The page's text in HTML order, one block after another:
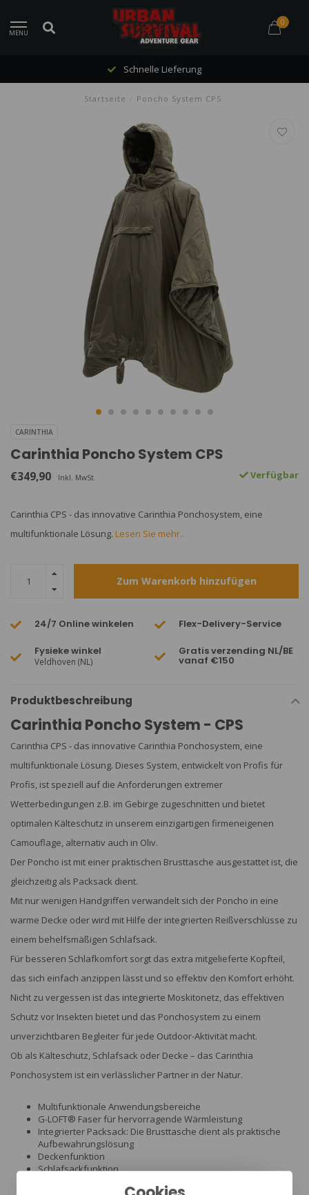
MENU
0
Schnelle Lieferung
Startseite Poncho System CPS
CARINTHIA
Carinthia Poncho System CPS
€349,90 Inkl. MwSt. Verfügbar
Carinthia CPS - das innovative Carinthia Ponchosystem, eine
multifunktionale Lösung. Lesen Sie mehr..
Zum Warenkorb hinzufügen
24/7 Online winkelen Flex-Delivery-Service
Fysieke winkel
Veldhoven (NL)
Gratis verzending NL/BE
vanaf €150
Produktbeschreibung
Carinthia Poncho System - CPS
Carinthia CPS - das innovative Carinthia Ponchosystem, eine
multifunktionale Lösung. Dieses System, entwickelt von Profis für
Profis, ist speziell auf die Anforderungen extremer
Wetterbedingungen z.B. im Gebirge zugeschnitten und bietet
optimalen Kälteschutz in unserem einzigartigen firmeneigenen
Camouflage, alternativ auch in Oliv.
Der Poncho ist mit einer praktischen Brusttasche ausgestattet ist, die
gleichzeitig als Packsack dient.
Mit nur wenigen Handgriffen verwandelt sich der Poncho in eine
warme Decke oder wird mit Hilfe der integrierten Reißverschlüsse zu
einem behelfsmäßigen Schlafsack.
Für besseren Schlafkomfort sorgt das extra mitgelieferte Kopfteil,
das sich einfach anzippen lässt und so effektiv den Komfort erhöht.
Nicht zu vergessen ist das integrierte Moskitonetz, das effektiven
Schutz vor Insekten bietet und das Ponchosystem zu einem
unverzichtbaren Begleiter für jede Outdoor-Aktivität macht.
Ob als Kälteschutz, Schlafsack oder Decke – das Carinthia
Ponchosystem ist ein verlässlicher Partner in der Natur.
Multifunktionale Anwendungsbereiche
G-LOFT® Faser für hervorragende Wärmleistung
Integrierter Packsack: Die Brusttasche dient als praktische
Aufbewahrungslösung
Deckenfunktion
Schlafsackfunktion